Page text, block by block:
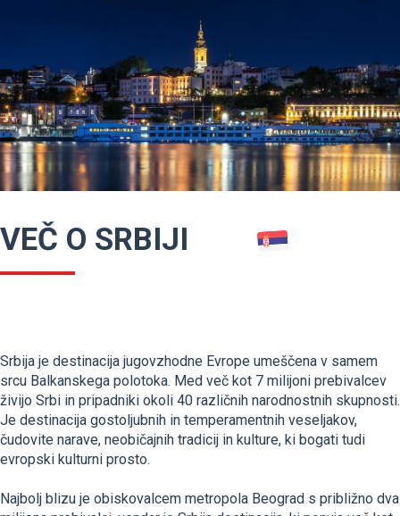
VEČ O SRBIJI
Srbija je destinacija jugovzhodne Evrope umeščena v samem
srcu Balkanskega polotoka. Med več kot 7 milijoni prebivalcev
živijo Srbi in pripadniki okoli 40 različnih narodnostnih skupnosti.
Je destinacija gostoljubnih in temperamentnih veseljakov,
čudovite narave, neobičajnih tradicij in kulture, ki bogati tudi
evropski kulturni prosto.
Najbolj blizu je obiskovalcem metropola Beograd s približno dva